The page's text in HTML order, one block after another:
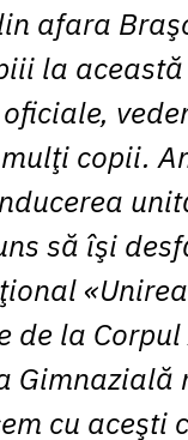
afara
la
copii.
să îşi
la
Gimnazială
cu aceşti